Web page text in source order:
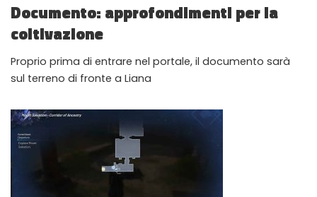
Documento: approfondimenti per la
coltivazione
Proprio prima di entrare nel portale, il documento sarà
sul terreno di fronte a Liana